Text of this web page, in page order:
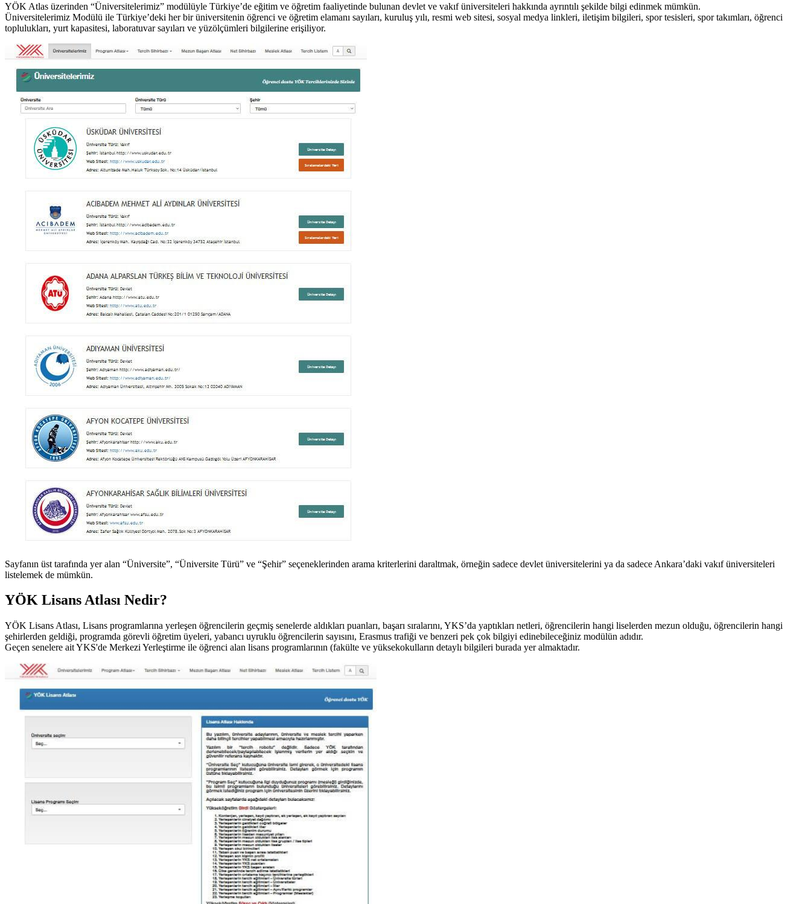
YÖK Atlas üzerinden “Üniversitelerimiz” modülüyle Türkiye’de eğitim ve öğretim faaliyetinde bulunan devlet ve vakıf üniversiteleri hakkında ayrıntılı şekilde bilgi edinmek mümkün.
Üniversitelerimiz Modülü ile Türkiye’deki her bir üniversitenin öğrenci ve öğretim elamanı sayıları, kuruluş yılı, resmi web sitesi, sosyal medya linkleri, iletişim bilgileri, spor tesisleri, spor takımları, öğrenci
toplulukları, yurt kapasitesi, laboratuvar sayıları ve yüzölçümleri bilgilerine erişiliyor.
Sayfanın üst tarafında yer alan “Üniversite”, “Üniversite Türü” ve “Şehir” seçeneklerinden arama kriterlerini daraltmak, örneğin sadece devlet üniversitelerini ya da sadece Ankara’daki vakıf üniversiteleri
listelemek de mümkün.
YÖK Lisans Atlası Nedir?
YÖK Lisans Atlası, Lisans programlarına yerleşen öğrencilerin geçmiş senelerde aldıkları puanları, başarı sıralarını, YKS’da yaptıkları netleri, öğrencilerin hangi liselerden mezun olduğu, öğrencilerin hangi
şehirlerden geldiği, programda görevli öğretim üyeleri, yabancı uyruklu öğrencilerin sayısını, Erasmus trafiği ve benzeri pek çok bilgiyi edinebileceğiniz modülün adıdır.
Geçen senelere ait YKS'de Merkezi Yerleştirme ile öğrenci alan lisans programlarının (fakülte ve yüksekokulların detaylı bilgileri burada yer almaktadır.